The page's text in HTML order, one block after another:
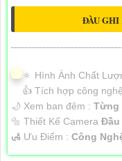
ĐÀU GHI
🔅 Hình Ành Chất
👍 Tích hợp công
🌙 Xem ban đêm : Từng
🔩 Thiết Kế Camera Đầu
️🛃 Ưu Điểm : Công